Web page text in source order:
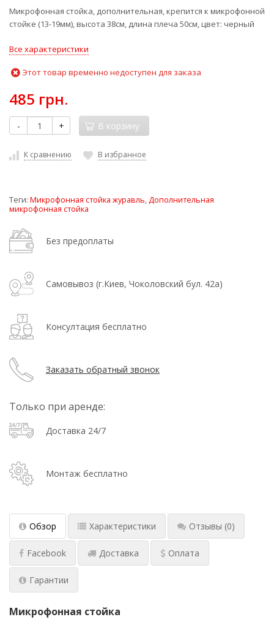
Микрофонная стойка, дополнительная, крепится к микрофонной
стойке (13-19мм), высота 38см, длина плеча 50см, цвет: черный
Все характеристики
Этот товар временно недоступен для заказа
485 грн.
- + В корзину
К сравнению В избранное
Теги: Микрофонная стойка журавль,Дополнительная
микрофонная стойка
Без предоплаты
Самовывоз (г.Киев, Чоколовский бул. 42а)
Консултация бесплатно
Заказать обратный звонок
Только при аренде:
Доставка 24/7
Монтаж бесплатно
Обзор Характеристики Отзывы (0)
Facebook Доставка Оплата
Гарантии
Микрофонная стойка